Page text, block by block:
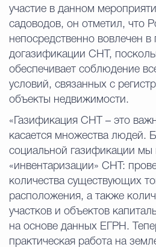
участие в данном
садоводов, он отметил, что
непосредственно вовлечен в
догазификации СНТ,
обеспечивает соблюдение
условий, связанных с
объекты недвижимости.
«Газификация СНТ – это
касается множества людей.
социальной газификации мы
«инвентаризации» СНТ:
количества существующих
расположения, а также
участков и объектов
на основе данных ЕГРН.
практическая работа на